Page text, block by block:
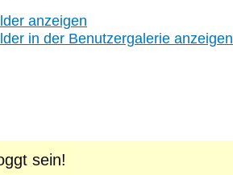
anzeigen
in der Benutzergalerie anzeigen
sein!